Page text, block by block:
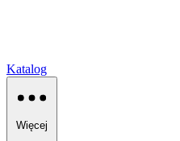
Katalog
Więcej